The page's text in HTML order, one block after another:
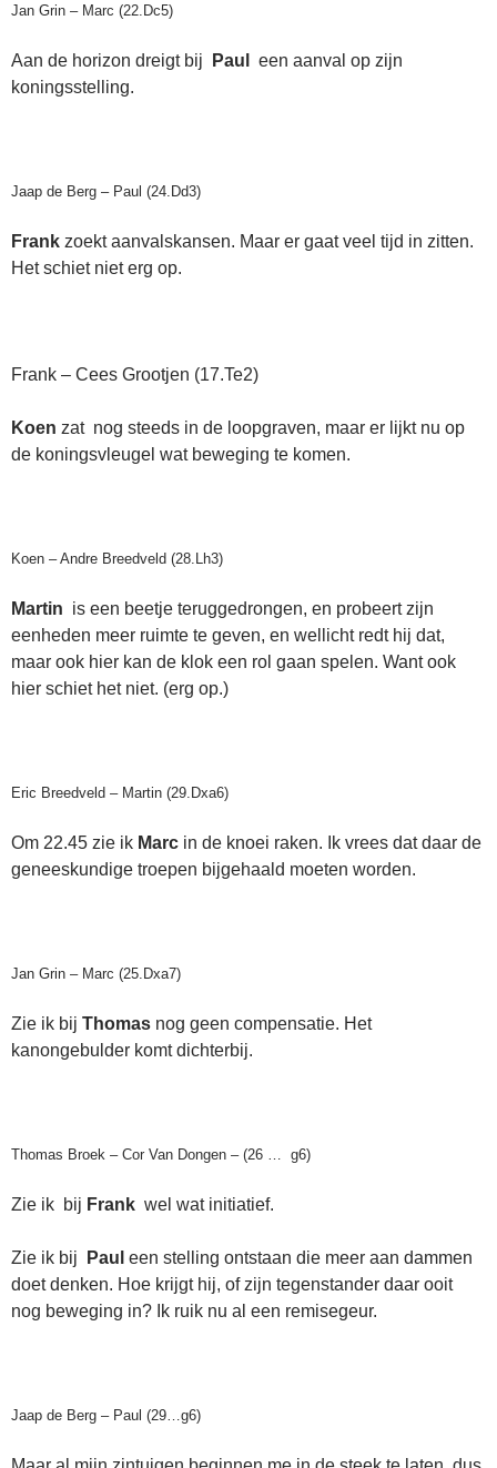
Jan Grin – Marc (22.Dc5)
Aan de horizon dreigt bij Paul
een aanval op zijn
koningsstelling.
Jaap de Berg – Paul (24.Dd3)
Frank zoekt aanvalskansen. Maar er gaat veel tijd in zitten.
Het schiet niet erg op.
Frank – Cees Grootjen (17.Te2)
Koen zat nog steeds in de loopgraven, maar er lijkt nu op
de koningsvleugel wat beweging te komen.
Koen – Andre Breedveld (28.Lh3)
Martin is een beetje teruggedrongen, en probeert zijn
eenheden meer ruimte te geven, en wellicht redt hij dat,
maar ook hier kan de klok een rol gaan spelen. Want ook
hier schiet het niet. (erg op.)
Eric Breedveld – Martin (29.Dxa6)
Om 22.45 zie ik Marc in de knoei raken. Ik vrees dat daar de
geneeskundige troepen bijgehaald moeten worden.
Jan Grin – Marc (25.Dxa7)
Zie ik bij Thomas nog geen compensatie. Het
kanongebulder komt dichterbij.
Thomas Broek – Cor Van Dongen – (26 … g6)
Zie ik bij Frank wel wat initiatief.
Zie ik bij Paul een stelling ontstaan die meer aan dammen
doet denken. Hoe krijgt hij, of zijn tegenstander daar ooit
nog beweging in? Ik ruik nu al een remisegeur.
Jaap de Berg – Paul (29…g6)